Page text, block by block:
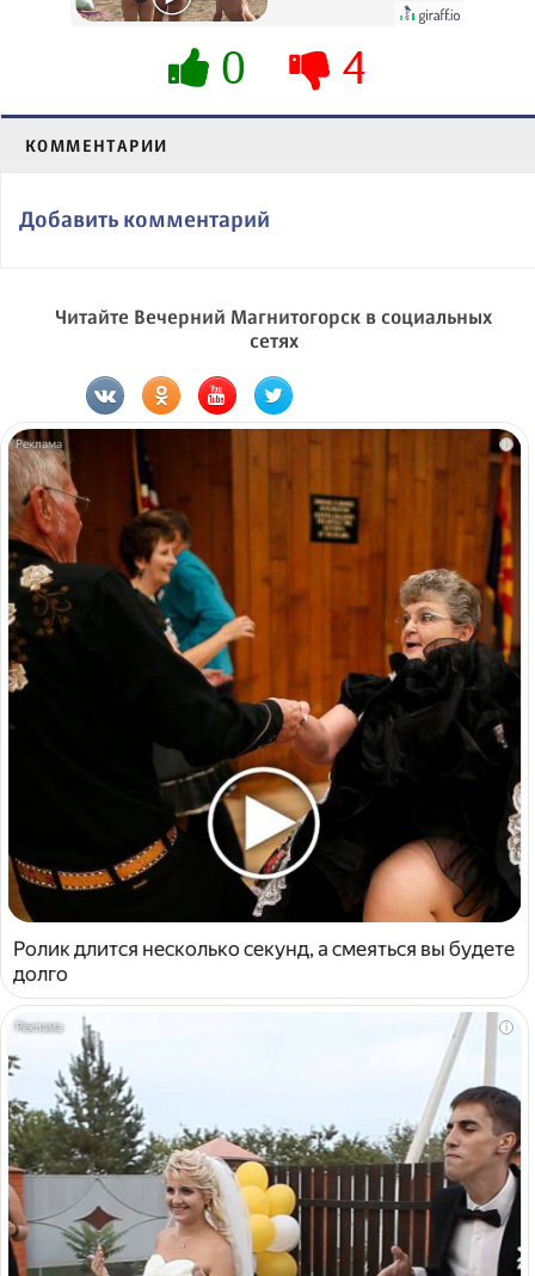
их не видят...
0 4
КОММЕНТАРИИ
Добавить комментарий
Читайте Вечерний Магнитогорск в социальных
сетях
i
Ролик длится несколько секунд, а смеяться вы будете
долго
i